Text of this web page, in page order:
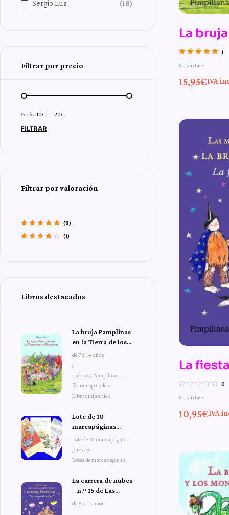
La
Tierra
5.00
1
Sergio Luz
15,95€IVA
La
n.º 13
0
Sergio Luz
10,95€IVA
Sergio Luz (18)
Filtrar por precio
FILTRAR
Precio: 10€— 20€
Filtrar por valoración
Valorado con
5
de 5
(8)
(1)
Libros destacados
La bruja Pamplinas
en la Tierra de los
Dragones
de 7 a 14 años
,
La bruja Pamplinas -
libros especiales
,
Libros infantiles
Lote de 10
marcapáginas
puzzles
Lote de 10 marcapáginas
puzzles
,
Lotes de marcapáginas
La carrera de nubes
– n.º 15 de Las
mágicas aventuras
de 6 a 12 años
,